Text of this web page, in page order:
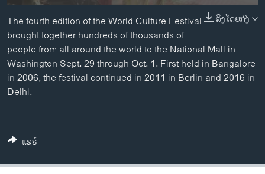
ທຸລະກິດ
ພາສາອັງກິດ
ວີດີໂອ
ສຽງ
ລາຍການກະຈາຍສຽງ
ພາສາຕ່າງໆ
ລິງໂດຍກົງ
The fourth edition of the World Culture Festival
brought together hundreds of thousands of
people from all around the world to the National Mall in
Washington Sept. 29 through Oct. 1. First held in Bangalore
in 2006, the festival continued in 2011 in Berlin and 2016 in
Delhi.
ແຊຣ໌